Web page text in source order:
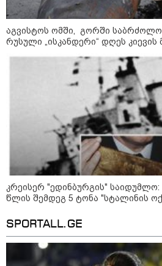
22:45 / 07-
14 წლის
პაპა და
სკოლაში
13:24 / 07-
09:05 / 07-
აგვისტოს ომში, გორში
რუსული „ისკანდერი“ დღეს
კრეისერ "ედინბურგის"
წლის შემდეგ 5 ტონა "სტალინის
SPORTALL.GE